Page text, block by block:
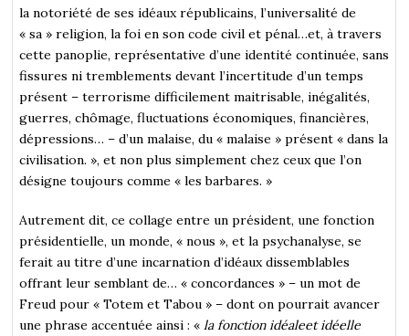
la notoriété de ses idéaux républicains, l’universalité de
« sa » religion, la foi en son code civil et pénal…et, à travers
cette panoplie, représentative d’une identité continuée, sans
fissures ni tremblements devant l’incertitude d’un temps
présent – terrorisme difficilement maitrisable, inégalités,
guerres, chômage, fluctuations économiques, financières,
dépressions… – d’un malaise, du « malaise » présent « dans la
civilisation. », et non plus simplement chez ceux que l’on
désigne toujours comme « les barbares. »
Autrement dit, ce collage entre un président, une fonction
présidentielle, un monde, « nous », et la psychanalyse, se
ferait au titre d’une incarnation d’idéaux dissemblables
offrant leur semblant de… « concordances » – un mot de
Freud pour « Totem et Tabou » – dont on pourrait avancer
une phrase accentuée ainsi : « la fonction idéaleet idéelle